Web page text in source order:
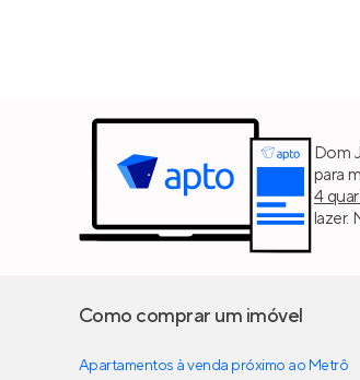
Dom
para
4
lazer.
Como comprar um imóvel
Apartamentos à venda próximo ao Metrô